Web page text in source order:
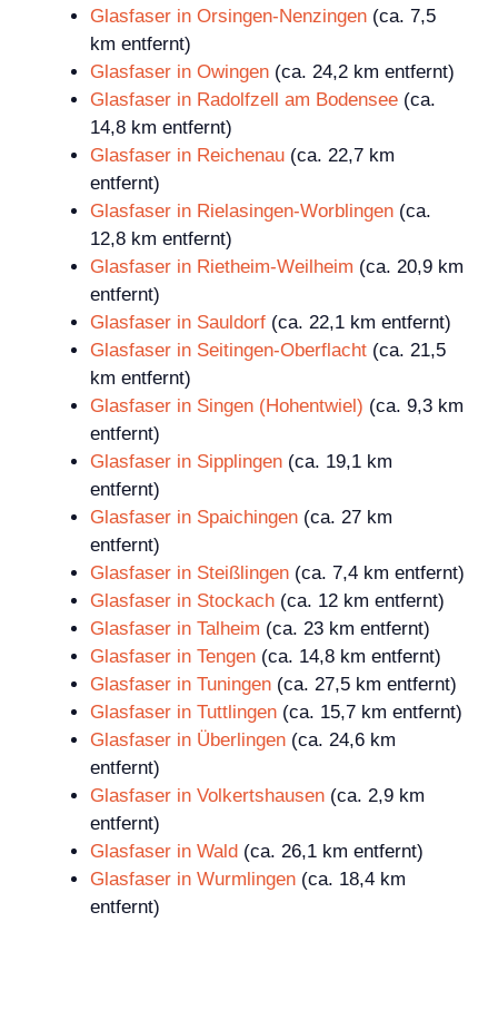
Glasfaser in Orsingen-Nenzingen (ca. 7,5
km entfernt)
Glasfaser in Owingen (ca. 24,2 km entfernt)
Glasfaser in Radolfzell am Bodensee (ca.
14,8 km entfernt)
Glasfaser in Reichenau (ca. 22,7 km
entfernt)
Glasfaser in Rielasingen-Worblingen (ca.
12,8 km entfernt)
Glasfaser in Rietheim-Weilheim (ca. 20,9 km
entfernt)
Glasfaser in Sauldorf (ca. 22,1 km entfernt)
Glasfaser in Seitingen-Oberflacht (ca. 21,5
km entfernt)
Glasfaser in Singen (Hohentwiel) (ca. 9,3 km
entfernt)
Glasfaser in Sipplingen (ca. 19,1 km
entfernt)
Glasfaser in Spaichingen (ca. 27 km
entfernt)
Glasfaser in Steißlingen (ca. 7,4 km entfernt)
Glasfaser in Stockach (ca. 12 km entfernt)
Glasfaser in Talheim (ca. 23 km entfernt)
Glasfaser in Tengen (ca. 14,8 km entfernt)
Glasfaser in Tuningen (ca. 27,5 km entfernt)
Glasfaser in Tuttlingen (ca. 15,7 km entfernt)
Glasfaser in Überlingen (ca. 24,6 km
entfernt)
Glasfaser in Volkertshausen (ca. 2,9 km
entfernt)
Glasfaser in Wald (ca. 26,1 km entfernt)
Glasfaser in Wurmlingen (ca. 18,4 km
entfernt)